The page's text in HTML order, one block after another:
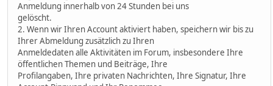
Anmeldung innerhalb von 24 Stunden bei uns
gelöscht.
2. Wenn wir Ihren Account aktiviert haben, speichern wir bis zu
Ihrer Abmeldung zusätzlich zu Ihren
Anmeldedaten alle Aktivitäten im Forum, insbesondere Ihre
öffentlichen Themen und Beiträge, Ihre
Profilangaben, Ihre privaten Nachrichten, Ihre Signatur, Ihre